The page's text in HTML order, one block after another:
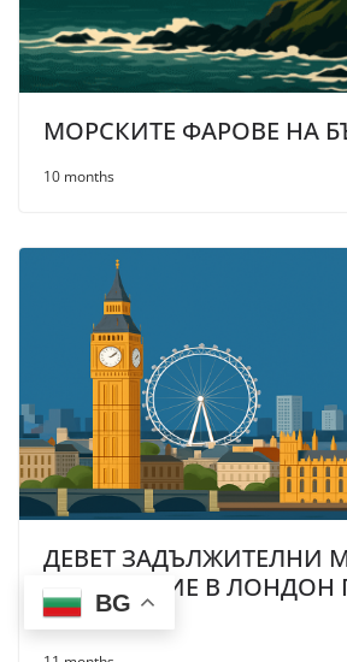
МОРСКИТЕ ФАРОВЕ НА
10 months
ДЕВЕТ ЗАДЪЛЖИТЕЛНИ
ПОСЕЩЕНИЕ В ЛОНДОН
ЛЯТОТО
BG